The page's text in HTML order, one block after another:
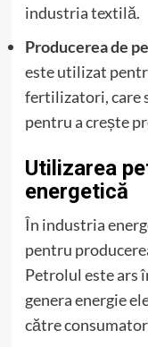
industria textilă.
Producerea de
este utilizat
fertilizatori, care
pentru a crește
Utilizarea
energetică
În industria
pentru
Petrolul este ars
genera energie
către